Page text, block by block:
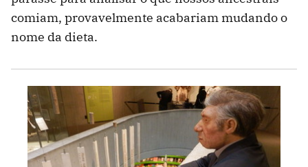
comiam, provavelmente acabariam mudando o
nome da dieta.